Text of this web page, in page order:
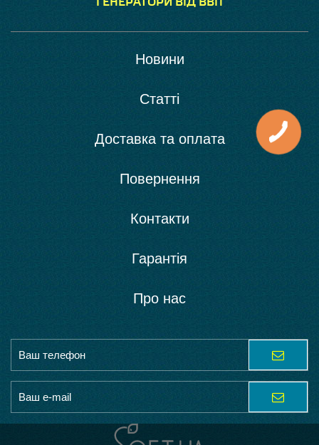
Новини
Статті
Доставка та оплата
Повернення
Контакти
Гарантія
Про нас